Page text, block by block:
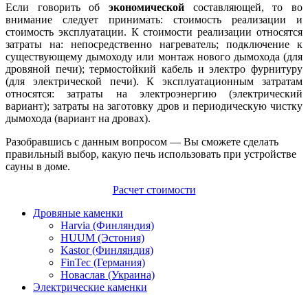
Если говорить об экономической составляющей, то во
внимание следует принимать: стоимость реализации и
стоимость эксплуатации. К стоимости реализации относятся
затраты на: непосредственно нагреватель; подключение к
существующему дымоходу или монтаж нового дымохода (для
дровяной печи); термостойкий кабель и электро фурнитуру
(для электрической печи). К эксплуатационным затратам
относятся: затраты на электроэнергию (электрический
вариант); затраты на заготовку дров и периодическую чистку
дымохода (вариант на дровах).
Разобравшись с данным вопросом — Вы сможете сделать
правильный выбор, какую печь использовать при устройстве
сауны в доме.
Расчет стоимости
Дровяные каменки
Harvia (Финляндия)
HUUM (Эстония)
Kastor (Финляндия)
FinTec (Германия)
Новаслав (Украина)
Электрические каменки